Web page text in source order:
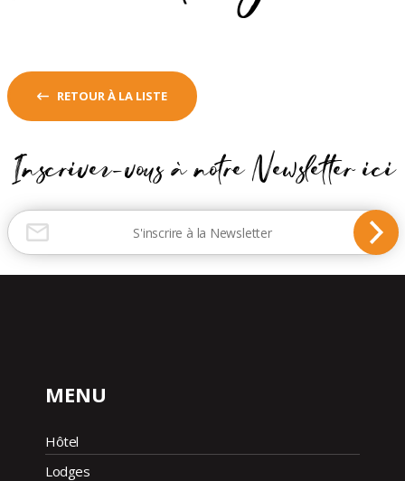
RETOUR À LA LISTE
Inscrivez-vous à notre Newsletter ici
MENU
Hôtel
Lodges